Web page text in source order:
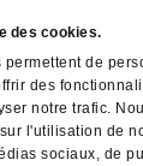
des cookies.
permettent de
des
notre trafic.
l'utilisation de
sociaux, de
vous à